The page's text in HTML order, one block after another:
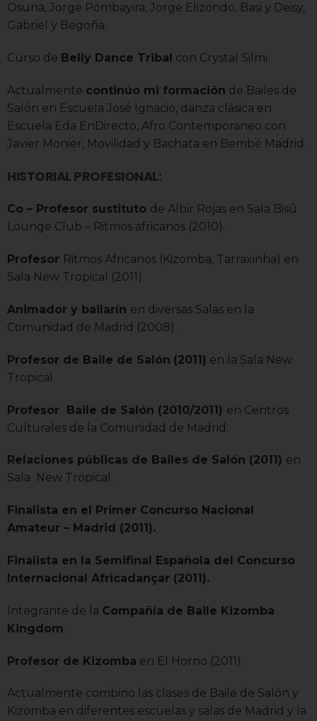
Osuna, Jorge Pombayira, Jorge Elizondo, Basi y Deisy,
Gabriel y Begoña.
Curso de Belly Dance Tribal con Crystal Silmi.
Actualmente continúo mi formación de Bailes de
Salón en Escuela José Ignacio, danza clásica en
Escuela Eda EnDirecto, Afro Contemporaneo con
Javier Monier, Movilidad y Bachata en Bembé Madrid.
HISTORIAL PROFESIONAL:
Co – Profesor sustituto de Albir Rojas en Sala Bisú
Lounge Club – Ritmos africanos (2010).
Profesor Ritmos Africanos (Kizomba, Tarraxinha) en
Sala New Tropical (2011).
Animador y bailarín en diversas Salas en la
Comunidad de Madrid (2008).
Profesor de Baile de Salón (2011) en la Sala New
Tropical.
Profesor Baile de Salón (2010/2011) en Centros
Culturales de la Comunidad de Madrid.
Relaciones públicas de Bailes de Salón (2011) en
Sala New Tropical.
Finalista en el Primer Concurso Nacional
Amateur – Madrid (2011).
Finalista en la Semifinal Española del Concurso
Internacional Africadançar (2011).
Integrante de la Compañía de Baile Kizomba
Kingdom.
Profesor de Kizomba en El Horno (2011).
Actualmente combino las clases de Baile de Salón y
Kizomba en diferentes escuelas y salas de Madrid y la